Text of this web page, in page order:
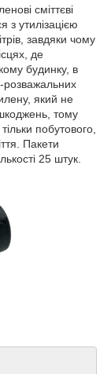
сміттєві
з утилізацією
завдяки чому
де
будинку, в
розважальних
який не
тому
побутового,
Пакети
25 штук.